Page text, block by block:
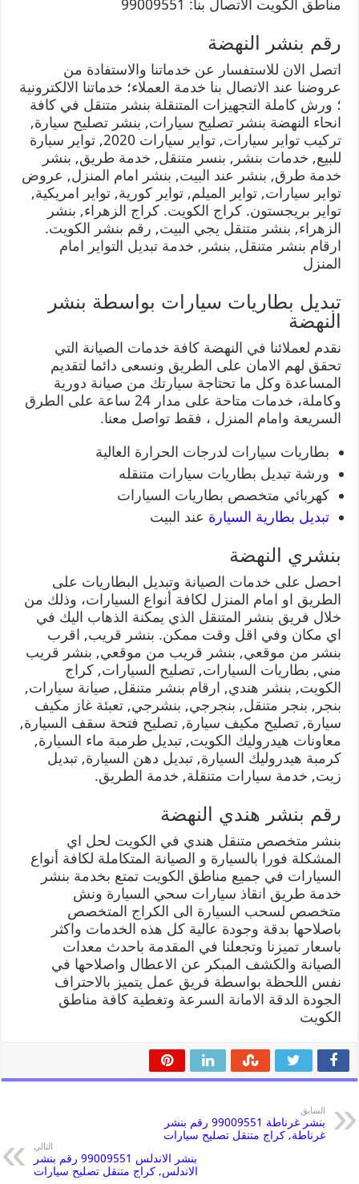
مناطق الكويت الاتصال بنا: 99009551
رقم بنشر النهضة
اتصل الان للاستفسار عن خدماتنا والاستفادة من
عروضنا عند الاتصال بنا خدمة العملاء؛ خدماتنا الالكترونية
؛ ورش كاملة التجهيزات المتنقلة بنشر متنقل في كافة
انحاء النهضة بنشر تصليح سيارات, بنشر تصليح سيارة,
تركيب تواير سيارات, تواير سيارات 2020, تواير سيارة
للبيع, خدمات بنشر, بنسر متنقل, خدمة طريق, بنشر
خدمة طرق, بنشر عند البيت, بنشر امام المنزل, عروض
تواير سيارات, تواير الميلم, تواير كورية, تواير امريكية,
تواير بريجستون. كراج الكويت. كراج الزهراء, بنشر
الزهراء, بنشر متنقل يجي البيت, رقم بنشر الكويت.
ارقام بنشر متنقل, بنشر, خدمة تبديل التواير امام
المنزل
تبديل بطاريات سيارات بواسطة بنشر
النهضة
نقدم لعملائنا في النهضة كافة خدمات الصيانة التي
تحقق لهم الامان على الطريق ونسعى دائما لتقديم
المساعدة وكل ما تحتاجة سيارتك من صيانة دورية
وكاملة، خدمات متاحة على مدار 24 ساعة على الطرق
السريعة وامام المنزل ، فقط تواصل معنا.
بطاريات سيارات لدرجات الحرارة العالية
ورشة تبديل بطاريات سيارات متنقله
كهربائي متخصص بطاريات السيارات
تبديل بطارية السيارة عند البيت
بنشري النهضة
احصل على خدمات الصيانة وتبديل البطاريات على
الطريق او امام المنزل لكافة أنواع السيارات، وذلك من
خلال فريق بنشر المتنقل الذي يمكنة الذهاب اليك في
اي مكان وفي اقل وقت ممكن. بنشر قريب, اقرب
بنشر من موقعي, بنشر قريب من موقعي, بنشر قريب
مني, بطاريات السيارات, تصليح السيارات, كراج
الكويت, بنشر هندي, ارقام بنشر متنقل, صيانة سيارات,
بنجر, بنجر متنقل, بنجرجي, بنشرجي, تعبئة غاز مكيف
سيارة, تصليح مكيف سيارة, تصليح فتحة سقف السيارة,
معاونات هيدروليك الكويت, تبديل طرمبة ماء السيارة,
كرمبة هيدروليك السيارة, تبديل دهن السيارة, تبديل
زيت, خدمة سيارات متنقلة, خدمة الطريق.
رقم بنشر هندي النهضة
بنشر متخصص متنقل هندي في الكويت لحل اي
المشكلة فورا بالسيارة و الصيانة المتكاملة لكافة أنواع
السيارات في جميع مناطق الكويت تمتع بخدمة بنشر
خدمة طريق انقاذ سيارات سحي السيارة ونش
متخصص لسحب السيارة الى الكراج المتخصص
باصلاحها بدقة وجودة عالية كل هذه الخدمات واكثر
باسعار تميزنا وتجعلنا في المقدمة باحدث معدات
الصيانة والكشف المبكر عن الاعطال واصلاحها في
نفس اللحظة بواسطة فريق عمل يتميز بالاحتراف
الجودة الدقة الامانة السرعة وتغطية كافة مناطق
الكويت
السابق
بنشر غرناطة 99009551 رقم بنشر
غرناطة, كراج متنقل تصليح سيارات
التالي
بنشر الاندلس 99009551 رقم بنشر
الاندلس, كراج متنقل تصليح سيارات